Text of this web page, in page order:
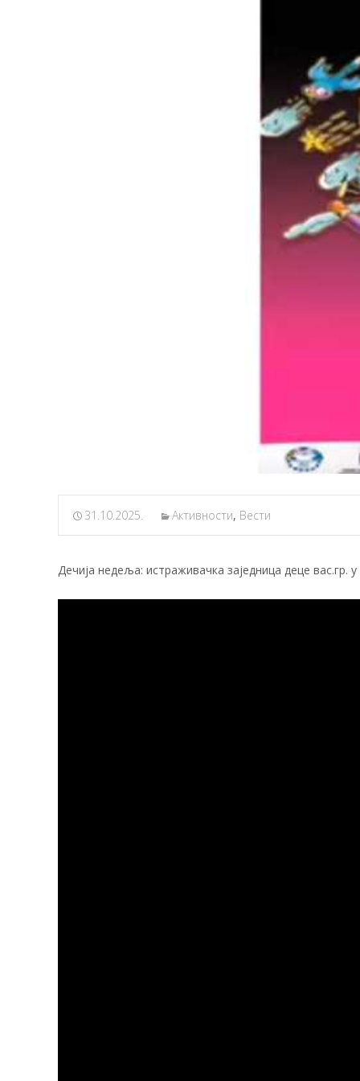
31.10.2025. Активности, Вести
Дечија недеља: истраживачка заједница деце вас.гр.